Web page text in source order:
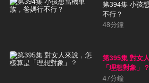
第394集 小孩
不行？
48分鐘
第395集 對女
「理想對象」？
47分鐘